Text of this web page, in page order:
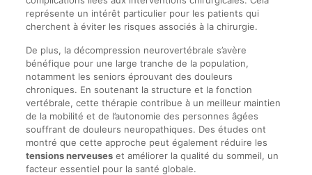
représente un intérêt particulier pour les patients qui
cherchent à éviter les risques associés à la chirurgie.
De plus, la décompression neurovertébrale s’avère
bénéfique pour une large tranche de la population,
notamment les seniors éprouvant des douleurs
chroniques. En soutenant la structure et la fonction
vertébrale, cette thérapie contribue à un meilleur maintien
de la mobilité et de l’autonomie des personnes âgées
souffrant de douleurs neuropathiques. Des études ont
montré que cette approche peut également réduire les
tensions nerveuseset améliorer la qualité du sommeil, un
facteur essentiel pour la santé globale.